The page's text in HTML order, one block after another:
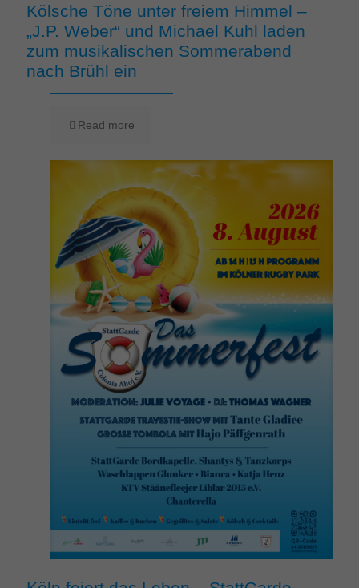
Kölsche Töne unter freiem Himmel –
„J.P. Weber“ und Michael Kuhl laden
zum musikalischen Sommerabend
nach Brühl ein
Read more